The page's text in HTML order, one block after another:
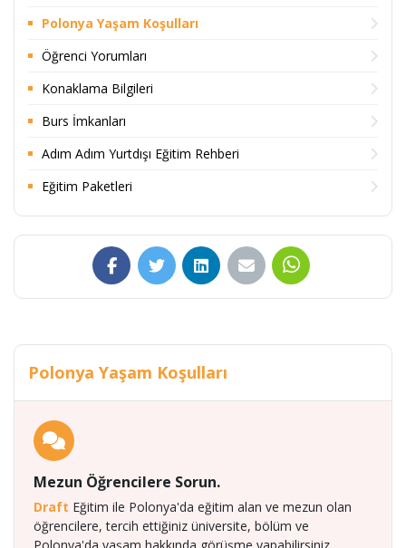
Polonya Yaşam Koşulları
Öğrenci Yorumları
Konaklama Bilgileri
Burs İmkanları
Adım Adım Yurtdışı Eğitim Rehberi
Eğitim Paketleri
Polonya Yaşam Koşulları
Mezun Öğrencilere Sorun.
Draft Eğitim ile Polonya'da eğitim alan ve mezun olan
öğrencilere, tercih ettiğiniz üniversite, bölüm ve